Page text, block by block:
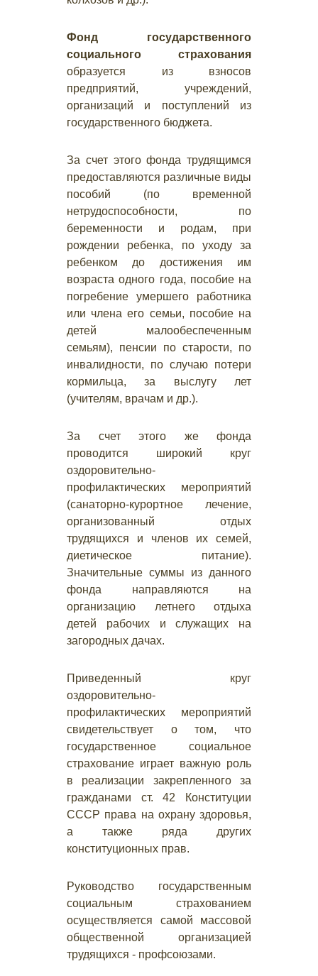
Фонд государственного
социального страхования
образуется из взносов
предприятий, учреждений,
организаций и поступлений из
государственного бюджета.
За счет этого фонда трудящимся
предоставляются различные виды
пособий (по временной
нетрудоспособности, по
беременности и родам, при
рождении ребенка, по уходу за
ребенком до достижения им
возраста одного года, пособие на
погребение умершего работника
или члена его семьи, пособие на
детей малообеспеченным
семьям), пенсии по старости, по
инвалидности, по случаю потери
кормильца, за выслугу лет
(учителям, врачам и др.).
За счет этого же фонда
проводится широкий круг
оздоровительно-
профилактических мероприятий
(санаторно-курортное лечение,
организованный отдых
трудящихся и членов их семей,
диетическое питание).
Значительные суммы из данного
фонда направляются на
организацию летнего отдыха
детей рабочих и служащих на
загородных дачах.
Приведенный круг
оздоровительно-
профилактических мероприятий
свидетельствует о том, что
государственное социальное
страхование играет важную роль
в реализации закрепленного за
гражданами ст. 42 Конституции
СССР права на охрану здоровья,
а также ряда других
конституционных прав.
Руководство государственным
социальным страхованием
осуществляется самой массовой
общественной организацией
трудящихся - профсоюзами.